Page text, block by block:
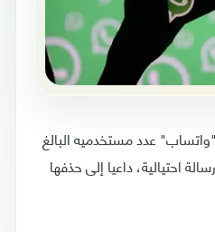
عدد مستخدميه البالغ
احتيالية، داعيا إلى حذفها